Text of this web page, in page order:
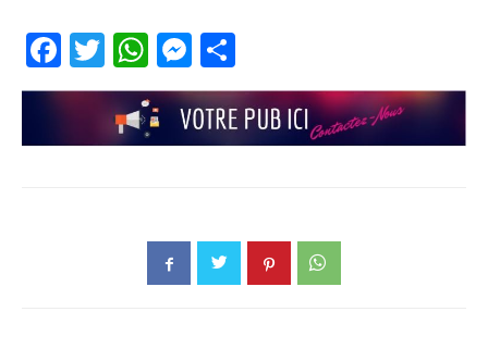
Facebook
TwitterWhatsApp
Messenger